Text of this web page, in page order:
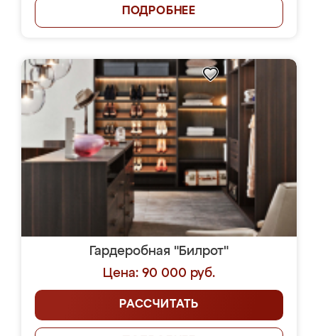
ПОДРОБНЕЕ
Гардеробная "Билрот"
Цена: 90 000 руб.
РАССЧИТАТЬ